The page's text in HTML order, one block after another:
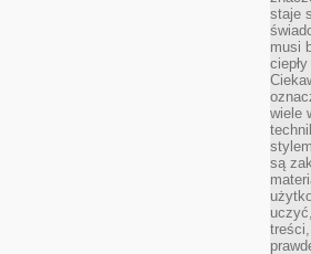
staje
musi
wiele
są